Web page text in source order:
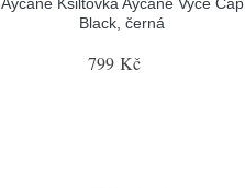
Black, černá
799 Kč